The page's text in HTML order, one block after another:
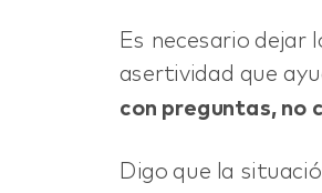
Es necesario dejar
asertividad que
con preguntas, no
Digo que la